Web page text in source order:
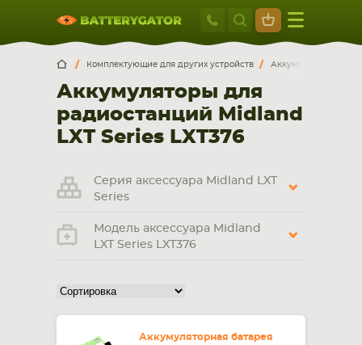
Москва
+7 495 414
Москва
г. Москва, ул. Ткацкая, 5с3 (м. Семеновская)
5 мин. ходьбы от ст.м. “Семеновская”
+7 495 414 28 59
9:00-21:00
смартфона, планшета
Комплектующие для других устройств Аккумуляторы для
Аккумуляторы для
радиостанций Midland
LXT Series LXT376
Серия аксессуара Midland LXT
Series
Модель аксессуара Midland
LXT Series LXT376
Аккумуляторная батарея